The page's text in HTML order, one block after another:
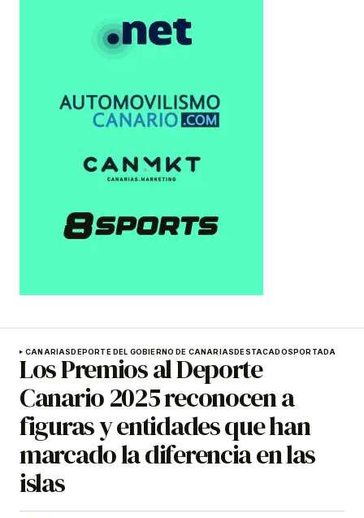
CANARIASDEPORTE DEL GOBIERNO DE CANARIASDESTACADOSPORTADA
Los Premios al Deporte
Canario 2025 reconocen a
figuras y entidades que han
marcado la diferencia en las
islas